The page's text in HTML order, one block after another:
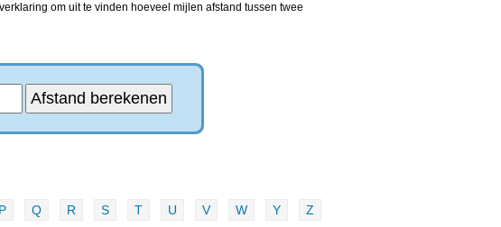
om uit te vinden hoeveel mijlen afstand tussen twee
P Q R S T U V W Y Z